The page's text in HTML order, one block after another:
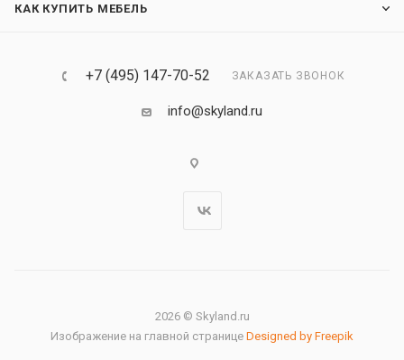
КАК КУПИТЬ МЕБЕЛЬ
+7 (495) 147-70-52 ЗАКАЗАТЬ ЗВОНОК
info@skyland.ru
2026 © Skyland.ru
Изображение на главной странице Designed by Freepik